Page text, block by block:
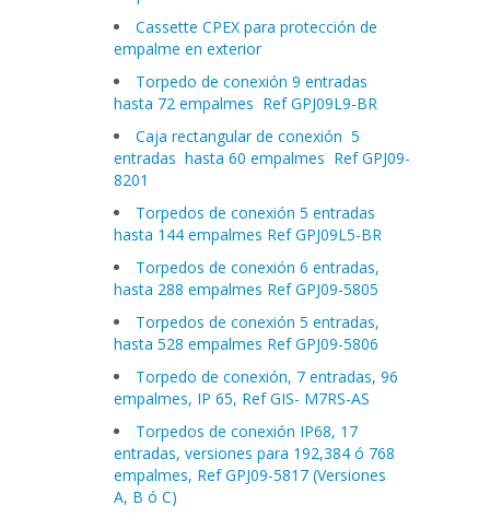
Cassette CPEX para protección de
empalme en exterior
Torpedo de conexión 9 entradas
hasta 72 empalmes Ref GPJ09L9-BR
Caja rectangular de conexión 5
entradas hasta 60 empalmes Ref GPJ09-
8201
Torpedos de conexión 5 entradas
hasta 144 empalmes Ref GPJ09L5-BR
Torpedos de conexión 6 entradas,
hasta 288 empalmes Ref GPJ09-5805
Torpedos de conexión 5 entradas,
hasta 528 empalmes Ref GPJ09-5806
Torpedo de conexión, 7 entradas, 96
empalmes, IP 65, Ref GIS- M7RS-AS
Torpedos de conexión IP68, 17
entradas, versiones para 192,384 ó 768
empalmes, Ref GPJ09-5817 (Versiones
A, B ó C)